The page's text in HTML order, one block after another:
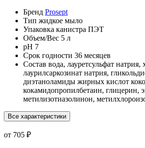
Бренд Prosept
Тип жидкое мыло
Упаковка канистра ПЭТ
Объем/Вес 5 л
pH 7
Срок годности 36 месяцев
Состав вода, лауретсульфат натрия,
лаурилсаркозинат натрия,
диэтаноламиды жирных кислот
кокамидопропилбетаин, глицерин,
метилизотиазолинон,
Все характеристики
от 705 ₽